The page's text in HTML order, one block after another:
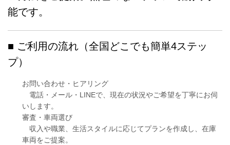
能です。
■ ご利用の流れ（全国どこでも簡単4ステッ
プ）
お問い合わせ・ヒアリング
電話・メール・LINEで、現在の状況やご希望を丁寧にお伺
いします。
審査・車両選び
収入や職業、生活スタイルに応じてプランを作成し、在庫
車両をご提案。